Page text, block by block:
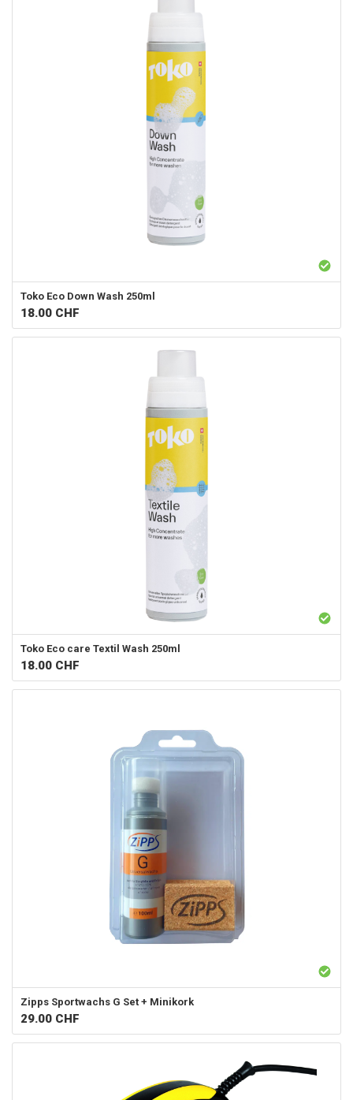
Toko Eco Down Wash 250ml
18.00 CHF
Toko Eco care Textil Wash 250ml
18.00 CHF
Zipps Sportwachs G Set + Minikork
29.00 CHF